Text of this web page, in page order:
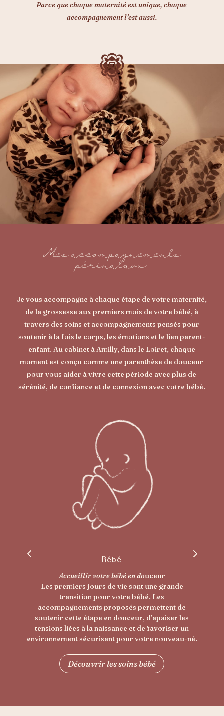
Parce que chaque maternité est unique, chaque
accompagnement l’est aussi.
Mes accompagnements
périnataux
Je vous accompagne à chaque étape de votre maternité,
de la grossesse aux premiers mois de votre bébé, à
travers des soins et accompagnements pensés pour
soutenir à la fois le corps, les émotions et le lien parent-
enfant. Au cabinet à Amilly, dans le Loiret, chaque
moment est conçu comme une parenthèse de douceur
pour vous aider à vivre cette période avec plus de
sérénité, de confiance et de connexion avec votre bébé.
les
un
nouveau-né.
Prendre soin de la jeune maman
Le post-partum est une période intense
corps et les émotions ont besoin d’être
Les soins postnataux vous offrent un
pour relâcher les tensions, vous
accompagner votre récupération en
Découvrir les soins post-partum